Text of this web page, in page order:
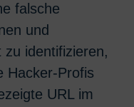
falsche
und
identifizieren,
Hacker-Profis
URL im